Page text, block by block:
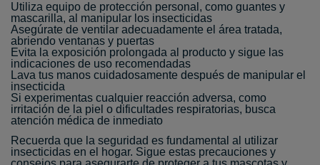
Utiliza equipo de protección personal, como guantes y
mascarilla, al manipular los insecticidas
Asegúrate de ventilar adecuadamente el área tratada,
abriendo ventanas y puertas
Evita la exposición prolongada al producto y sigue las
indicaciones de uso recomendadas
Lava tus manos cuidadosamente después de manipular el
insecticida
Si experimentas cualquier reacción adversa, como
irritación de la piel o dificultades respiratorias, busca
atención médica de inmediato
Recuerda que la seguridad es fundamental al utilizar
insecticidas en el hogar. Sigue estas precauciones y